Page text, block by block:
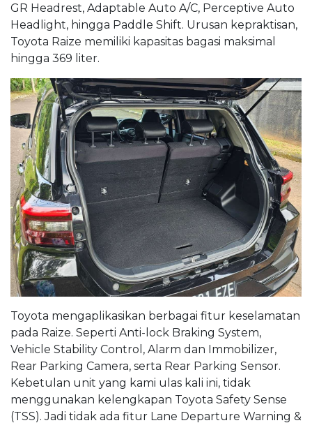
GR Headrest, Adaptable Auto A/C, Perceptive Auto
Headlight, hingga Paddle Shift. Urusan kepraktisan,
Toyota Raize memiliki kapasitas bagasi maksimal
hingga 369 liter.
Toyota mengaplikasikan berbagai fitur keselamatan
pada Raize. Seperti Anti-lock Braking System,
Vehicle Stability Control, Alarm dan Immobilizer,
Rear Parking Camera, serta Rear Parking Sensor.
Kebetulan unit yang kami ulas kali ini, tidak
menggunakan kelengkapan Toyota Safety Sense
(TSS). Jadi tidak ada fitur Lane Departure Warning &